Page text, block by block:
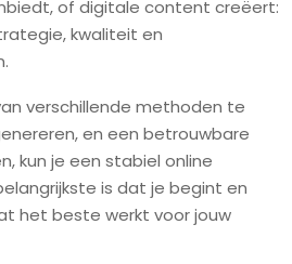
of digitale content creëert:
kwaliteit en
verschillende methoden te
en een betrouwbare
kun je een stabiel online
is dat je begint en
het beste werkt voor jouw